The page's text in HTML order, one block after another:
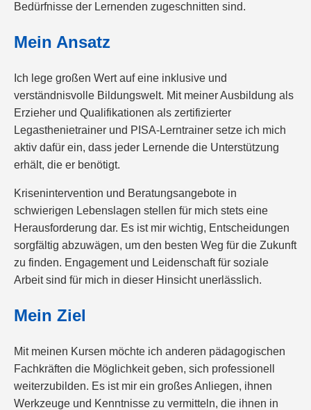
Bedürfnisse der Lernenden zugeschnitten sind.
Mein Ansatz
Ich lege großen Wert auf eine inklusive und
verständnisvolle Bildungswelt. Mit meiner Ausbildung als
Erzieher und Qualifikationen als zertifizierter
Legasthenietrainer und PISA-Lerntrainer setze ich mich
aktiv dafür ein, dass jeder Lernende die Unterstützung
erhält, die er benötigt.
Krisenintervention und Beratungsangebote in
schwierigen Lebenslagen stellen für mich stets eine
Herausforderung dar. Es ist mir wichtig, Entscheidungen
sorgfältig abzuwägen, um den besten Weg für die Zukunft
zu finden. Engagement und Leidenschaft für soziale
Arbeit sind für mich in dieser Hinsicht unerlässlich.
Mein Ziel
Mit meinen Kursen möchte ich anderen pädagogischen
Fachkräften die Möglichkeit geben, sich professionell
weiterzubilden. Es ist mir ein großes Anliegen, ihnen
Werkzeuge und Kenntnisse zu vermitteln, die ihnen in